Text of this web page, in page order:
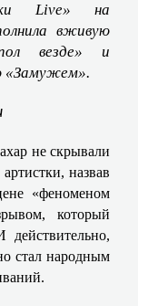
Live» на
вживую
везде» и
«Замужем».
не скрывали
назвав
«феноменом
который
стал народным